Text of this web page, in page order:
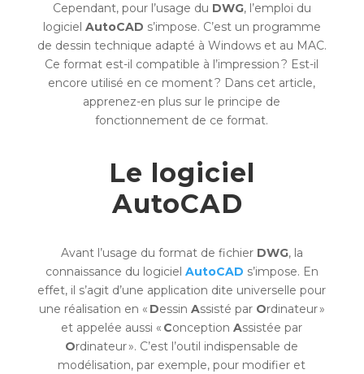
Cependant, pour l’usage du DWG, l’emploi du
logiciel AutoCAD s’impose. C’est un programme
de dessin technique adapté à Windows et au MAC.
Ce format est-il compatible à l’impression ? Est-il
encore utilisé en ce moment ? Dans cet article,
apprenez-en plus sur le principe de
fonctionnement de ce format.
Le logiciel
AutoCAD
Avant l’usage du format de fichier DWG, la
connaissance du logiciel AutoCAD s’impose. En
effet, il s’agit d’une application dite universelle pour
une réalisation en « Dessin Assisté par Ordinateur »
et appelée aussi « ConceptionAssistée par
Ordinateur ». C’est l’outil indispensable de
modélisation, par exemple, pour modifier et